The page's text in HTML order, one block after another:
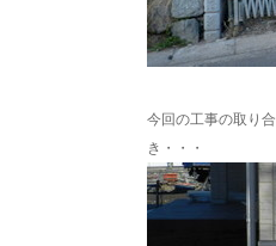
今回の工事の取り
き・・・